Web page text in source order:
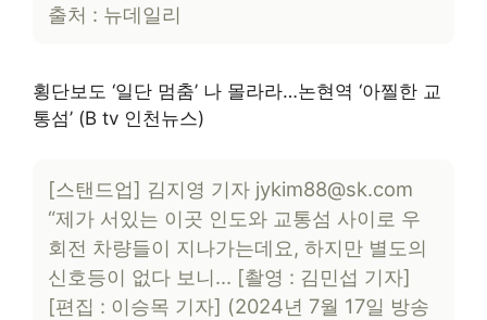
출처 : 뉴데일리
횡단보도 ‘일단 멈춤’ 나 몰라라…논현역 ‘아찔한 교
통섬’ (B tv 인천뉴스)
[스탠드업] 김지영 기자 jykim88@sk.com
“제가 서있는 이곳 인도와 교통섬 사이로 우
회전 차량들이 지나가는데요, 하지만 별도의
신호등이 없다 보니… [촬영 : 김민섭 기자]
[편집 : 이승목 기자] (2024년 7월 17일 방송